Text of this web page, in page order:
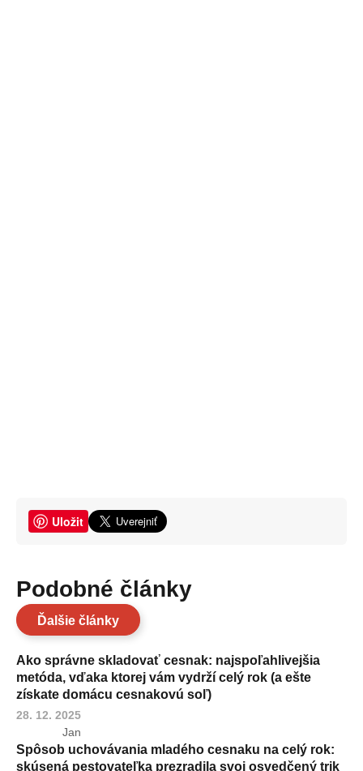
Uložit
Podobné články
Ďalšie články
Ako správne skladovať cesnak: najspoľahlivejšia
metóda, vďaka ktorej vám vydrží celý rok (a ešte
získate domácu cesnakovú soľ)
28. 12. 2025
Jan
Spôsob uchovávania mladého cesnaku na celý rok:
skúsená pestovateľka prezradila svoj osvedčený trik